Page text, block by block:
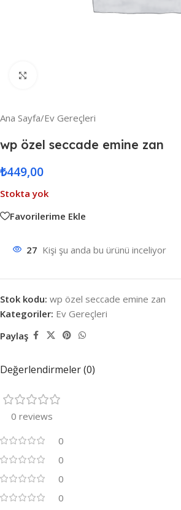
Ana Sayfa/Ev Gereçleri
wp özel seccade emine zan
₺449,00
Stokta yok
Favorilerime Ekle
27 Kişi şu anda bu ürünü inceliyor
Stok kodu: wp özel seccade emine zan
Kategoriler: Ev Gereçleri
Paylaş
Değerlendirmeler (0)
0 reviews
0
0
0
0